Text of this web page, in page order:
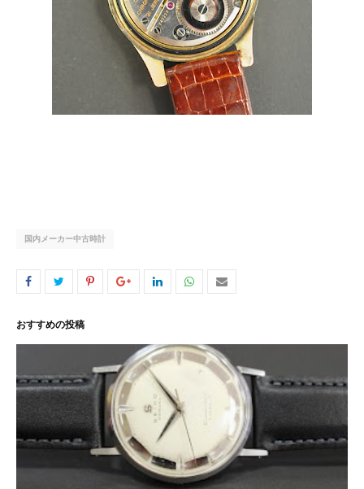
国内メーカー中古時計
おすすめの投稿